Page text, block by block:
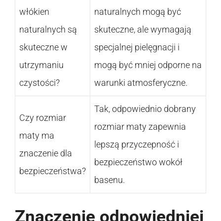
włókien
naturalnych są
skuteczne w
utrzymaniu
czystości?
naturalnych mogą być
skuteczne, ale wymagają
specjalnej pielęgnacji i
mogą być mniej odporne na
warunki atmosferyczne.
Czy rozmiar
maty ma
znaczenie dla
bezpieczeństwa?
Tak, odpowiednio dobrany
rozmiar maty zapewnia
lepszą przyczepność i
bezpieczeństwo wokół
basenu.
Znaczenie odpowiedniej